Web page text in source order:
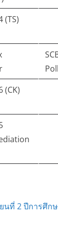
(TS)
(CK)
นที่ 2 ปีการศึก